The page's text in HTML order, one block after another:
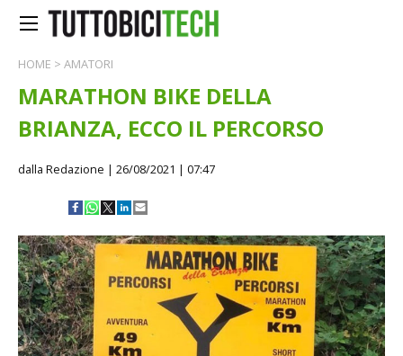
HOME > AMATORI
MARATHON BIKE DELLA
BRIANZA, ECCO IL PERCORSO
dalla Redazione | 26/08/2021 | 07:47